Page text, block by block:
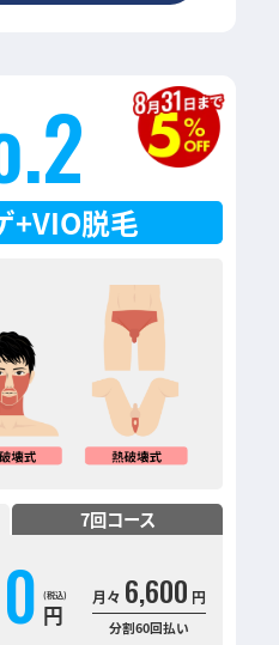
+VIO脱毛
7回コース
円
月々 6,600 円
分割60回払い